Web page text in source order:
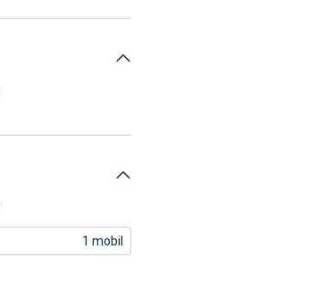
1 mobil